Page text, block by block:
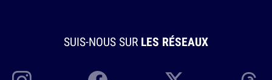
SUIS-NOUS SUR LES RÉSEAUX